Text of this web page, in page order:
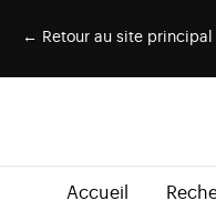
← Retour au site principal
Accueil